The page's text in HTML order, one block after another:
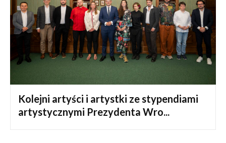
Kolejni artyści i artystki ze stypendiami
artystycznymi Prezydenta Wro...